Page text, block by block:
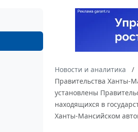
Новости и аналитика
Правительства Ханты-
установлены
находящихся в
Ханты-Мансийском